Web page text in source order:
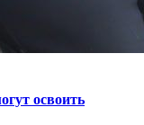
освоить